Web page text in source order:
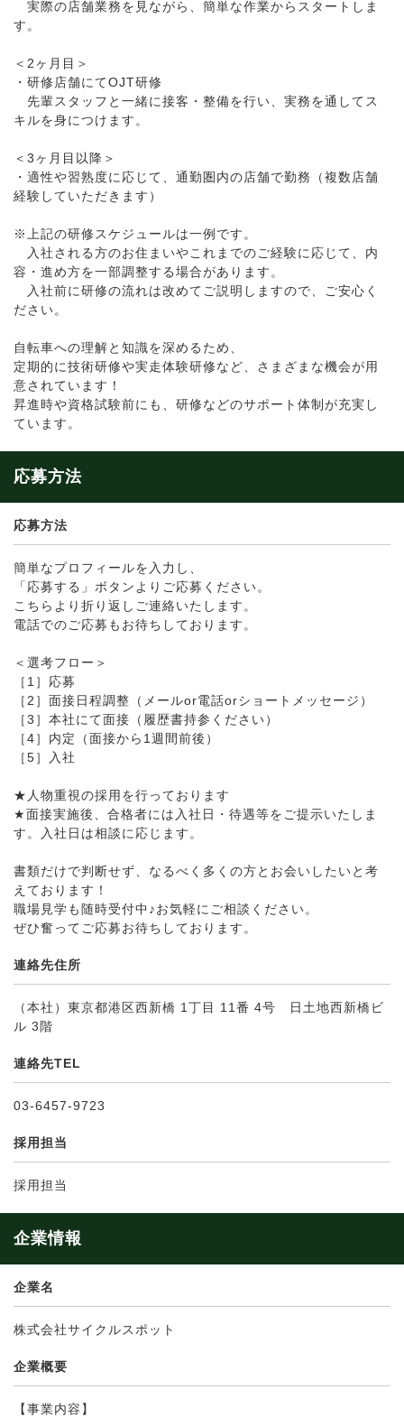
実際の店舗業務を見ながら、簡単な作業からスタートしま
す。
＜2ヶ月目＞
・研修店舗にてOJT研修
先輩スタッフと一緒に接客・整備を行い、実務を通してス
キルを身につけます。
＜3ヶ月目以降＞
・適性や習熟度に応じて、通勤圏内の店舗で勤務（複数店舗
経験していただきます）
※上記の研修スケジュールは一例です。
入社される方のお住まいやこれまでのご経験に応じて、内
容・進め方を一部調整する場合があります。
入社前に研修の流れは改めてご説明しますので、ご安心く
ださい。
自転車への理解と知識を深めるため、
定期的に技術研修や実走体験研修など、さまざまな機会が用
意されています！
昇進時や資格試験前にも、研修などのサポート体制が充実し
ています。
応募方法
応募方法
簡単なプロフィールを入力し、
「応募する」ボタンよりご応募ください。
こちらより折り返しご連絡いたします。
電話でのご応募もお待ちしております。
＜選考フロー＞
［1］応募
［2］面接日程調整（メールor電話orショートメッセージ）
［3］本社にて面接（履歴書持参ください）
［4］内定（面接から1週間前後）
［5］入社
★人物重視の採用を行っております
★面接実施後、合格者には入社日・待遇等をご提示いたしま
す。入社日は相談に応じます。
書類だけで判断せず、なるべく多くの方とお会いしたいと考
えております！
職場見学も随時受付中♪お気軽にご相談ください。
ぜひ奮ってご応募お待ちしております。
連絡先住所
（本社）東京都港区西新橋 1丁目 11番 4号 日土地西新橋ビ
ル 3階
連絡先TEL
03-6457-9723
採用担当
採用担当
企業情報
企業名
株式会社サイクルスポット
企業概要
【事業内容】